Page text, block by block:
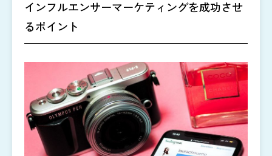
インフルエンサーマーケティングを成功させ
るポイント